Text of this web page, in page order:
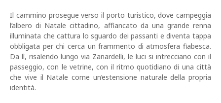
Il cammino prosegue verso il porto turistico, dove campeggia
l’albero di Natale cittadino, affiancato da una grande renna
illuminata che cattura lo sguardo dei passanti e diventa tappa
obbligata per chi cerca un frammento di atmosfera fiabesca.
Da lì, risalendo lungo via Zanardelli, le luci si intrecciano con il
passeggio, con le vetrine, con il ritmo quotidiano di una città
che vive il Natale come un’estensione naturale della propria
identità.